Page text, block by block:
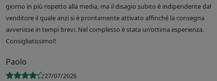
giorno in più rispetto alla media, ma il disagio subito è indipendente dal
venditore il quale anzi si è prontamente attivato affinché la consegna
avvenisse in tempi brevi. Nel complesso è stata un’ottima esperienza.
Consigliatissimo!!
Paolo
27/07/2026